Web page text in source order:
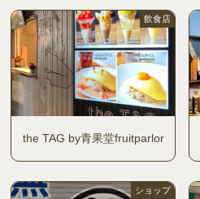
飲食店
the TAG by青果堂fruitparlor
ショップ